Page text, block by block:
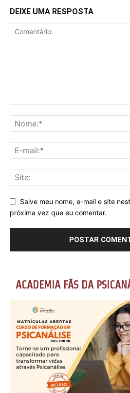
DEIXE UMA RESPOSTA
Salve meu nome, e-mail e site
próxima vez que eu comentar.
ACADEMIA FÃS DA